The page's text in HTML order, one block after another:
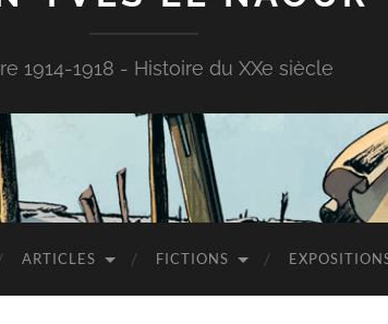
1914-1918 - Histoire du XXe siècle
ARTICLES FICTIONS